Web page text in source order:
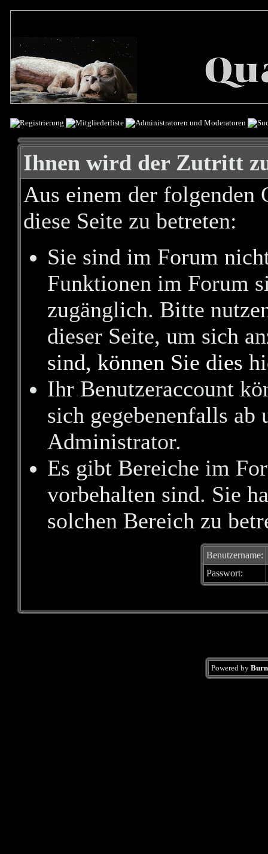
Ihnen wird der Zutritt
Aus einem der folgenden
diese Seite zu betreten:
Sie sind im Forum
Funktionen im Forum
zugänglich. Bitte
dieser Seite, um sich
sind, können Sie dies
Ihr Benutzeraccount
sich gegebenenfalls ab
Administrator.
Es gibt Bereiche im
vorbehalten sind. Sie
solchen Bereich zu
Benutzername:
Passwort:
Powered by